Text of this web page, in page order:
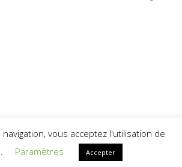
Meta 2e Tous droits réservés
navigation, vous acceptez l'utilisation de
Paramètres Accepter